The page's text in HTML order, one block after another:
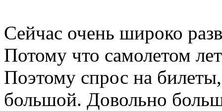
Сейчас очень широко
Потому что самолетом
Поэтому спрос на
большой. Довольно